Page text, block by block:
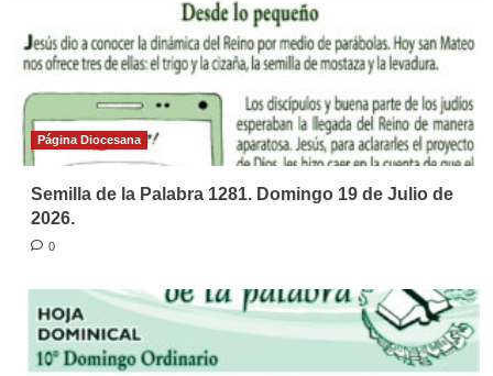
Página Diocesana
Semilla de la Palabra 1281. Domingo 19 de Julio de
2026.
0